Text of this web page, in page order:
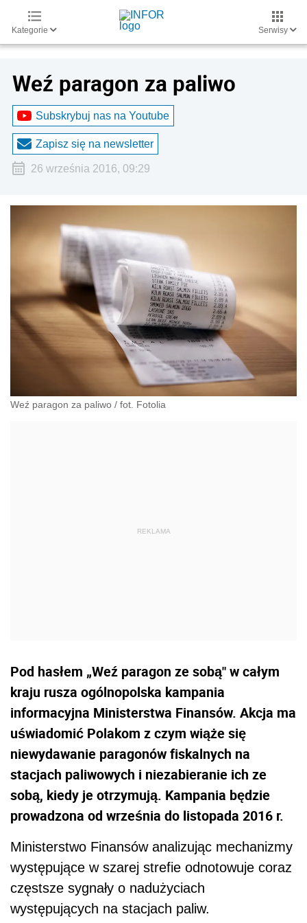
Kategorie Serwisy
Weź paragon za paliwo
Subskrybuj nas na Youtube
Zapisz się na newsletter
26 września 2016, 09:29
Weź paragon za paliwo / fot. Fotolia
Pod hasłem „Weź paragon ze sobą" w całym
kraju rusza ogólnopolska kampania
informacyjna Ministerstwa Finansów. Akcja ma
uświadomić Polakom z czym wiąże się
niewydawanie paragonów fiskalnych na
stacjach paliwowych i niezabieranie ich ze
sobą, kiedy je otrzymują. Kampania będzie
prowadzona od września do listopada 2016 r.
Ministerstwo Finansów analizując mechanizmy
występujące w szarej strefie odnotowuje coraz
częstsze sygnały o nadużyciach
występujących na stacjach paliw.